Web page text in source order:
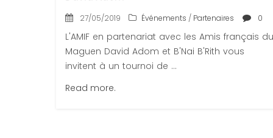
27/05/2019 Événements / Partenaires 0
L'AMIF en partenariat avec les Amis français du
Maguen David Adom et B'Nai B'Rith vous
invitent à un tournoi de ...
Read more.